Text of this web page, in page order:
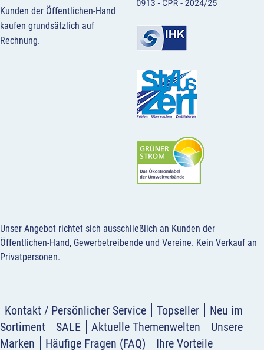
Kunden der Öffentlichen-Hand
kaufen grundsätzlich auf
Rechnung.
Unser Angebot richtet sich ausschließlich an Kunden der
Öffentlichen-Hand, Gewerbetreibende und Vereine. Kein Verkauf an
Privatpersonen.
Kontakt / Persönlicher Service Topseller
Neu im
Sortiment
SALE Aktuelle Themenwelten
Unsere
Marken
Häufige Fragen (FAQ) Ihre Vorteile